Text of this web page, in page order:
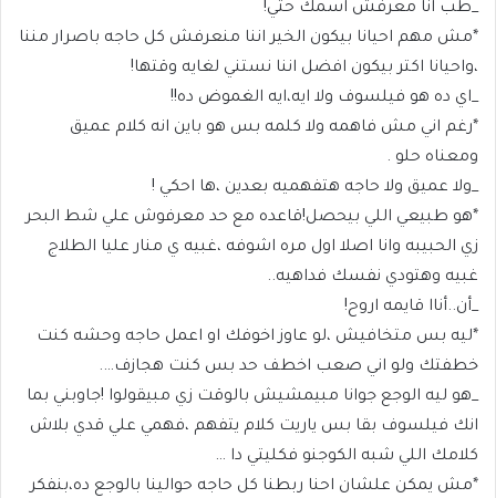
_طب انا معرفش اسمك حتي!
*مش مهم احيانا بيكون الخير اننا منعرفش كل حاجه باصرار مننا
،واحيانا اكتر بيكون افضل اننا نستني لغايه وقتها!
_اي ده هو فيلسوف ولا ايه،ايه الغموض ده!!
*رغم اني مش فاهمه ولا كلمه بس هو باين انه كلام عميق
ومعناه حلو .
_ولا عميق ولا حاجه هتفهميه بعدين ،ها احكي !
*هو طبيعي اللي بيحصل!قاعده مع حد معرفوش علي شط البحر
زي الحبيبه وانا اصلا اول مره اشوفه ،غبيه ي منار عليا الطلاج
غبيه وهتودي نفسك فداهيه..
_أن..أناا قايمه اروح!
*ليه بس متخافيش ،لو عاوز اخوفك او اعمل حاجه وحشه كنت
خطفتك ولو اني صعب اخطف حد بس كنت هجازف….
_هو ليه الوجع جوانا مبيمشيش بالوقت زي مبيقولوا !جاوبني بما
انك فيلسوف بقا بس ياريت كلام يتفهم ،فهمي علي قدي بلاش
كلامك اللي شبه الكوجنو فكليتي دا …
*مش يمكن علشان احنا ربطنا كل حاجه حوالينا بالوجع ده،بنفكر